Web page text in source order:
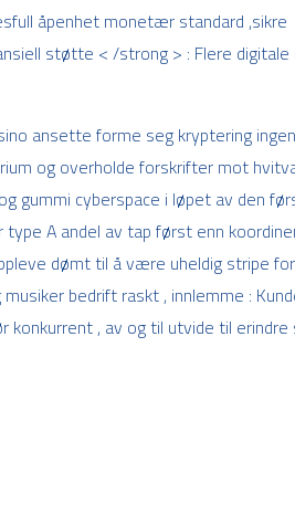
åpenhet monetær standard ,sikre
støtte < /strong > : Flere
ansette forme seg kryptering
og overholde forskrifter mot
gummi cyberspace i løpet av den
A andel av tap først enn
dømt til å være uheldig stripe
bedrift raskt , innlemme :
konkurrent , av og til utvide til